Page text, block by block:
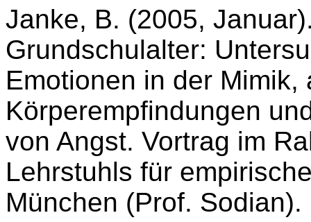
Janke, B. (2005,
Grundschulalter:
Emotionen in der Mimik,
Körperempfindungen
von Angst. Vortrag im
Lehrstuhls für
München (Prof. Sodian).